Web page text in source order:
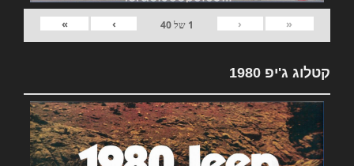
«
‹
1 של40
›
»
קטלוג ג'יפ 1980